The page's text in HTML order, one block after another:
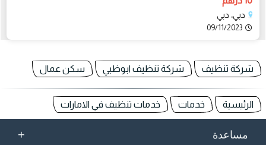
دبي، دبي
09/11/2023
شركة تنظيف شركة تنظيف ابوظبي سكن عمال
الرئيسية خدمات خدمات تنظيف في الامارات
مساعدة +